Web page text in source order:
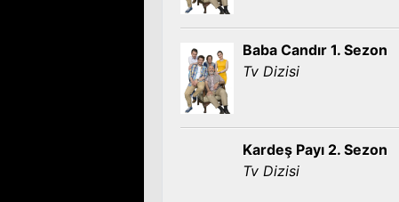
Baba Candır 1. Sezon
Tv Dizisi
Kardeş Payı 2. Sezon
Tv Dizisi